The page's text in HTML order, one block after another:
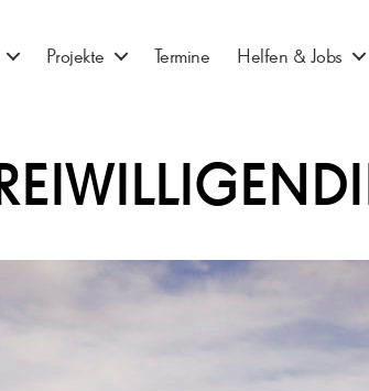
Projekte Termine Helfen & Jobs